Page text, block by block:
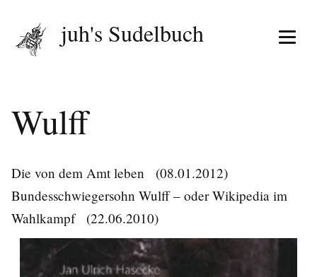
Menü
juh's Sudelbuch
Wulff
Die von dem Amt leben
(08.01.2012)
Bundesschwiegersohn Wulff – oder Wikipedia im
Wahlkampf (22.06.2010)